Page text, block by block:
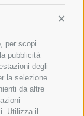
per scopi
pubblicità
degli
la selezione
da altre
Utilizza il